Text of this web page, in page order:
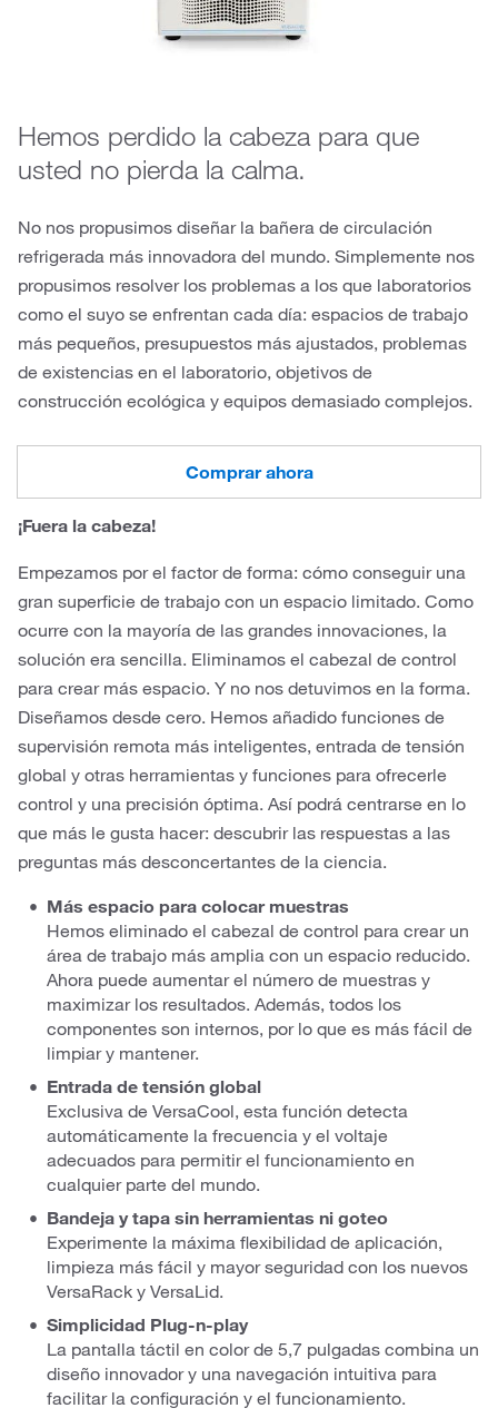
Hemos perdido la cabeza para que
usted no pierda la calma.
No nos propusimos diseñar la bañera de circulación
refrigerada más innovadora del mundo. Simplemente nos
propusimos resolver los problemas a los que laboratorios
como el suyo se enfrentan cada día: espacios de trabajo
más pequeños, presupuestos más ajustados, problemas
de existencias en el laboratorio, objetivos de
construcción ecológica y equipos demasiado complejos.
Comprar ahora
¡Fuera la cabeza!
Empezamos por el factor de forma: cómo conseguir una
gran superficie de trabajo con un espacio limitado. Como
ocurre con la mayoría de las grandes innovaciones, la
solución era sencilla. Eliminamos el cabezal de control
para crear más espacio. Y no nos detuvimos en la forma.
Diseñamos desde cero. Hemos añadido funciones de
supervisión remota más inteligentes, entrada de tensión
global y otras herramientas y funciones para ofrecerle
control y una precisión óptima. Así podrá centrarse en lo
que más le gusta hacer: descubrir las respuestas a las
preguntas más desconcertantes de la ciencia.
Más espacio para colocar muestras
Hemos eliminado el cabezal de control para crear un
área de trabajo más amplia con un espacio reducido.
Ahora puede aumentar el número de muestras y
maximizar los resultados. Además, todos los
componentes son internos, por lo que es más fácil de
limpiar y mantener.
Entrada de tensión global
Exclusiva de VersaCool, esta función detecta
automáticamente la frecuencia y el voltaje
adecuados para permitir el funcionamiento en
cualquier parte del mundo.
Bandeja y tapa sin herramientas ni goteo
Experimente la máxima flexibilidad de aplicación,
limpieza más fácil y mayor seguridad con los nuevos
VersaRack y VersaLid.
Simplicidad Plug-n-play
La pantalla táctil en color de 5,7 pulgadas combina un
diseño innovador y una navegación intuitiva para
facilitar la configuración y el funcionamiento.